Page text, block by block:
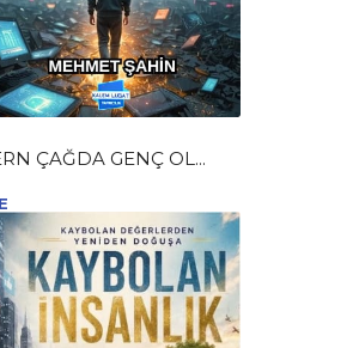
ÇAĞDA GENÇ OL...